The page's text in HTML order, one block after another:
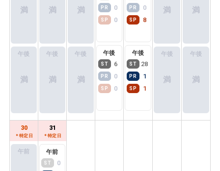
満
午後
満
満
午後
満
満
午後
満
PR 0
SP 0
午後
ST 6
PR 0
SP 0
PR 0
SP 8
午後
ST 28
PR 1
SP 1
満
午後
満
満
午後
満
30
＊特定日
午前
31
＊特定日
午前
ST 0
大人 5,500 (+650) 円~ / 人
中高生 4,500 (+320) 円~ / 人